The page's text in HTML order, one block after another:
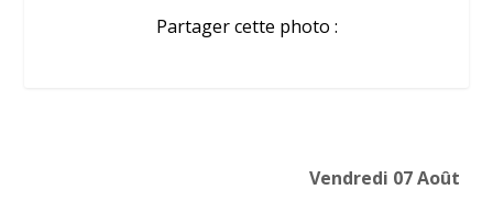
Partager cette photo :
Vendredi 07 Août